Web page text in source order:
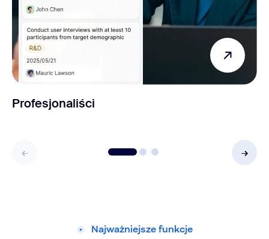
Profesjonaliści
Najważniejsze funkcje